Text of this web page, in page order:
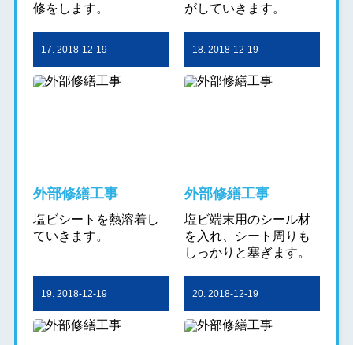
修をします。
がしていきます。
17. 2018-12-19
外部修繕工事
塩ビシートを熱溶着し
ていきます。
18. 2018-12-19
外部修繕工事
塩ビ端末用のシール材
を入れ、シート周りも
しっかりと塞ぎます。
19. 2018-12-19 20. 2018-12-19